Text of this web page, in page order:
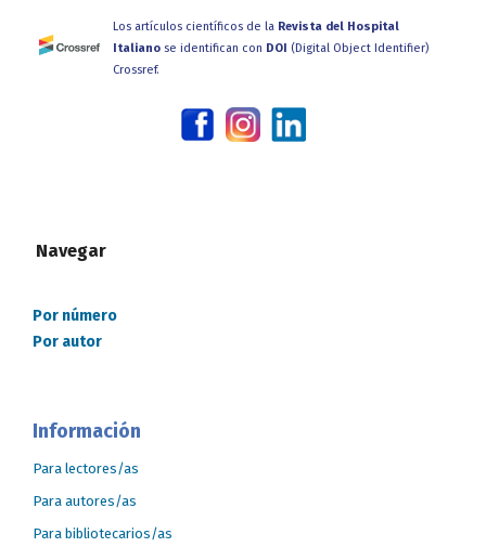
Los artículos científicos de la Revista del Hospital
Italiano se identifican con DOI (Digital Object Identifier)
Crossref.
Navegar
Por número
Por autor
Información
Para lectores/as
Para autores/as
Para bibliotecarios/as